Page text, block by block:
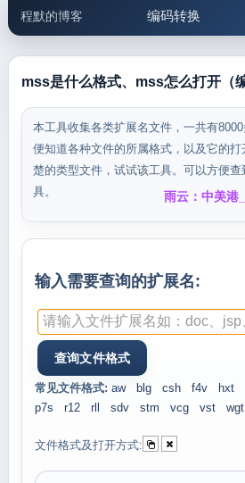
程默的博客 编码转换
邮件工具 生活便民
5.1支付宝大红包
mss是什么格式、mss怎么打开（
本工具收集各类扩展名文件，一共有
便知道各种文件的所属格式，以及它的
楚的类型文件，试试该工具。可以方便
具。
雨云：中美港
输入需要查询的扩展名:
常见文件格式: aw blg csh f4v hxt
p7s
r12 rll sdv stm vcg vst wgt
文件格式及打开方式: